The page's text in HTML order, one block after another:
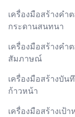
เครื่องมือสร้างคำ
กระดานสนทนา
เครื่องมือสร้างคำ
สัมภาษณ์
เครื่องมือสร้างบัน
ก้าวหน้า
เครื่องมือสร้างเป้า